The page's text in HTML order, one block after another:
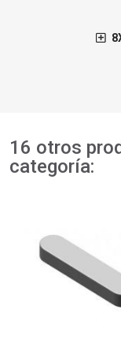
16 otros
categoría: